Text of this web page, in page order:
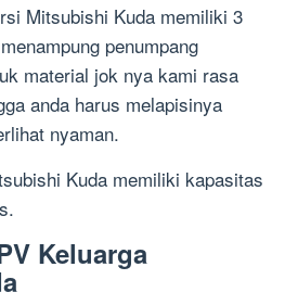
Mitsubishi Kuda memiliki 3
penumpang
material jok nya kami rasa
anda harus melapisinya
nyaman.
Kuda memiliki kapasitas
Keluarga